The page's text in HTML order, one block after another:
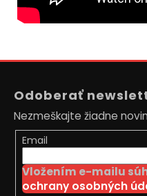
Odoberať
Nezmeškajte žiadne
Email
Vložením e-mailu
ochrany osobných